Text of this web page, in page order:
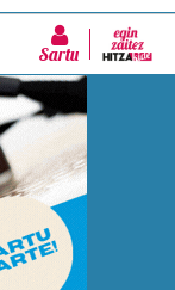
Sartu